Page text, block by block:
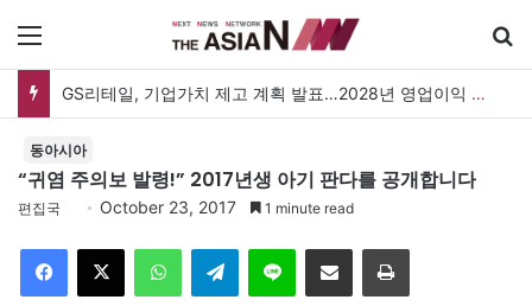
GS리테일, 기업가치 제고 계획 발표…2028년 영업이익 3,800억 원 목표
동아시아
“귀염 주의보 발령!” 2017년생 아기 판다를 공개합니다
편집국 October 23, 2017 1 minute read
Telegram 이메일